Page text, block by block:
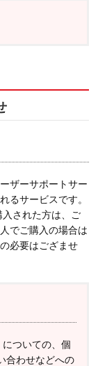
ザーサポートサー
るサービスです。
入された方は、ご
でご購入の場合は
必要はござませ
についての、個
合わせなどへの